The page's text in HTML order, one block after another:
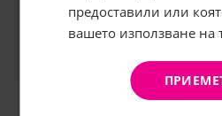
предоставили или
вашето използване на
Не,